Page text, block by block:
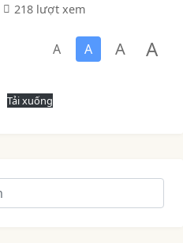
218 lượt xem
A A A A
Tải xuống